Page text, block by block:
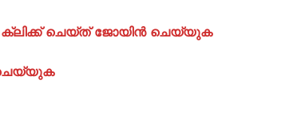
ക്ലിക്ക് ചെയ്ത് ജോയിൻ ചെയ്യുക
ചെയ്യുക